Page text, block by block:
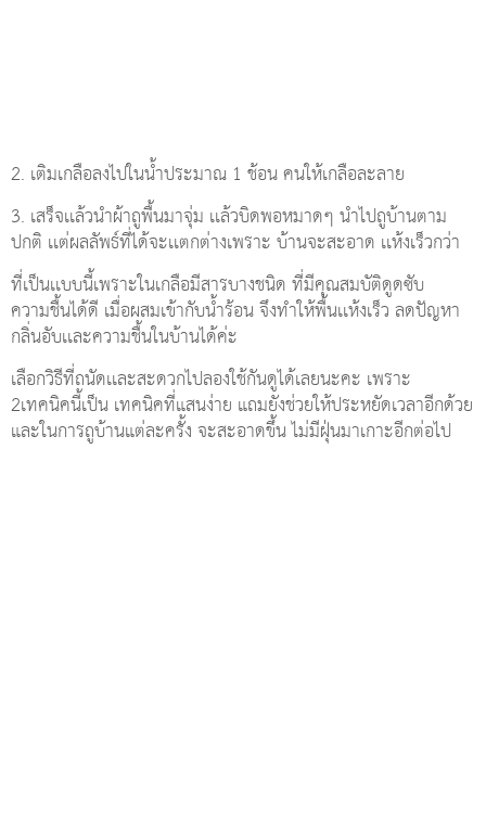
2. เติมเกลือลงไปในน้ำประมาณ 1 ช้อน คนให้เกลือละลาย
3. เสร็จเเล้วนำผ้าถูพื้นมาจุ่ม เเล้วบิดพอหมาดๆ นำไปถูบ้านตาม
ปกติ เเต่ผลลัพธ์ที่ได้จะเเตกต่างเพราะ บ้านจะสะอาด เเห้งเร็วกว่า
ที่เป็นเเบบนี้เพราะในเกลือมีสารบางชนิด ที่มีคุณสมบัติดูดซับ
ความชื้นได้ดี เมื่อผสมเข้ากับน้ำร้อน จึงทำให้พื้นเเห้งเร็ว ลดปัญหา
กลิ่นอับเเละความชื้นในบ้านได้ค่ะ
เลือกวิธีที่ถนัดเเละสะดวกไปลองใช้กันดูได้เลยนะคะ เพราะ
2เทคนิคนี้เป็น เทคนิคที่แสนง่าย แถมยังช่วยให้ประหยัดเวลาอีกด้วย
และในการถูบ้านแต่ละครั้ง จะสะอาดขึ้น ไม่มีฝุ่นมาเกาะอีกต่อไป